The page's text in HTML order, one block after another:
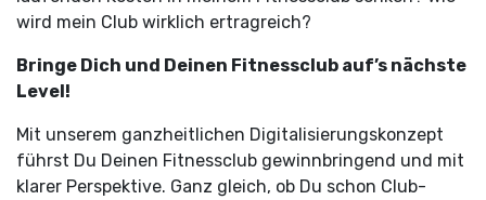
wird mein Club wirklich ertragreich?
Bringe Dich und Deinen Fitnessclub auf’s nächste
Level!
Mit unserem ganzheitlichen Digitalisierungskonzept
führst Du Deinen Fitnessclub gewinnbringend und mit
klarer Perspektive. Ganz gleich, ob Du schon Club-